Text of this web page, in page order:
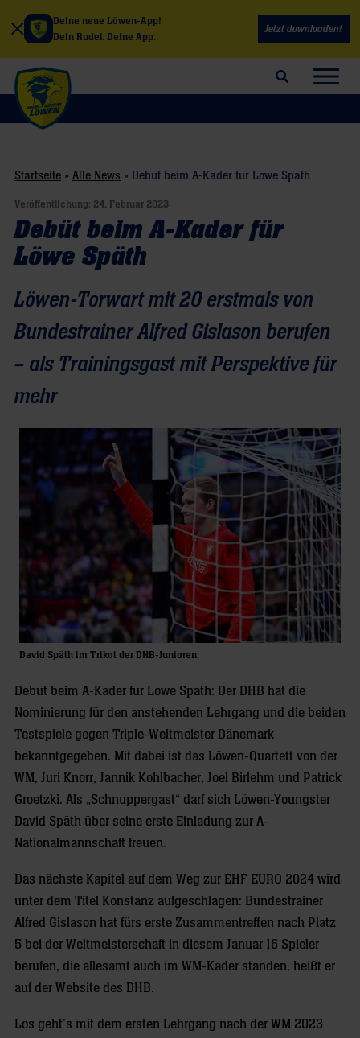
Deine neue Löwen-App!
Dein Rudel. Deine App.
Jetzt downloaden!
Suchfeld öffnen
Startseite » Alle News » Debüt beim A-Kader für Löwe Späth
Veröffentlichung: 24. Februar 2023
Debüt beim A-Kader für
Löwe Späth
Löwen-Torwart mit 20 erstmals von
Bundestrainer Alfred Gislason berufen
– als Trainingsgast mit Perspektive für
mehr
David Späth im Trikot der DHB-Junioren.
Debüt beim A-Kader für Löwe Späth: Der DHB hat die
Nominierung für den anstehenden Lehrgang und die beiden
Testspiele gegen Triple-Weltmeister Dänemark
bekanntgegeben. Mit dabei ist das Löwen-Quartett von der
WM, Juri Knorr, Jannik Kohlbacher, Joel Birlehm und Patrick
Groetzki. Als „Schnuppergast“ darf sich Löwen-Youngster
David Späth über seine erste Einladung zur A-
Nationalmannschaft freuen.
Das nächste Kapitel auf dem Weg zur EHF EURO 2024 wird
unter dem Titel Konstanz aufgeschlagen: Bundestrainer
Alfred Gislason hat fürs erste Zusammentreffen nach Platz
5 bei der Weltmeisterschaft in diesem Januar 16 Spieler
berufen, die allesamt auch im WM-Kader standen, heißt er
auf der Website des DHB.
Los geht’s mit dem ersten Lehrgang nach der WM 2023